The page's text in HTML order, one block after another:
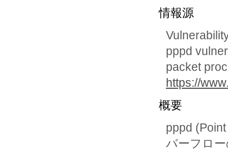
情報源
pppd
packet
https://
概要
pppd
バーフロ